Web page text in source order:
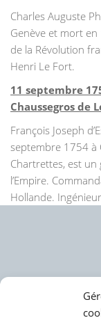
Charles Auguste
Genève et mort
de la Révolution
Henri Le Fort.
11 septembre
Chaussegros de
François Joseph
septembre 1754 à
Chartrettes, est un
l’Empire.
Hollande.
Politique des